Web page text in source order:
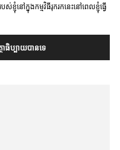
ញុំនៅក្នុងកម្មវិធីរុករកនេះនៅពេលខ្ញុំធ្វើ